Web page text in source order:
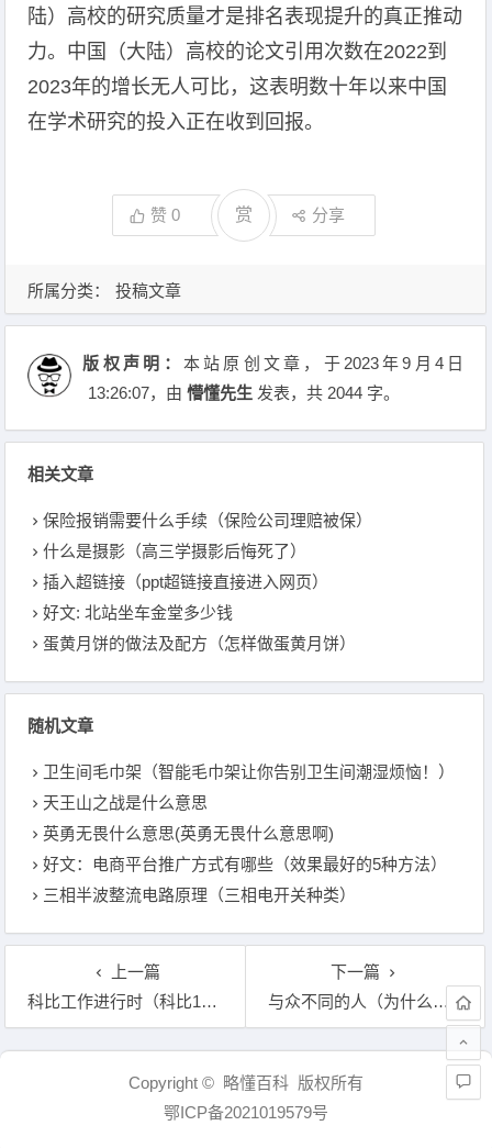
陆）高校的研究质量才是排名表现提升的真正推动
力。中国（大陆）高校的论文引用次数在2022到
2023年的增长无人可比，这表明数十年以来中国
在学术研究的投入正在收到回报。
赞0 赏 分享
所属分类： 投稿文章
版权声明： 本站原创文章，于2023年9月4日
13:26:07，由懵懂先生 发表，共 2044 字。
相关文章
保险报销需要什么手续（保险公司理赔被保）
什么是摄影（高三学摄影后悔死了）
插入超链接（ppt超链接直接进入网页）
好文: 北站坐车金堂多少钱
蛋黄月饼的做法及配方（怎样做蛋黄月饼）
随机文章
卫生间毛巾架（智能毛巾架让你告别卫生间潮湿烦恼！）
天王山之战是什么意思
英勇无畏什么意思(英勇无畏什么意思啊)
好文：电商平台推广方式有哪些（效果最好的5种方法）
三相半波整流电路原理（三相电开关种类）
上一篇
科比工作进行时（科比105个女朋友真的吗）
下一篇
与众不同的人（为什么有些人一看就与众不同）
文章导航
Copyright © 略懂百科 版权所有
鄂ICP备2021019579号